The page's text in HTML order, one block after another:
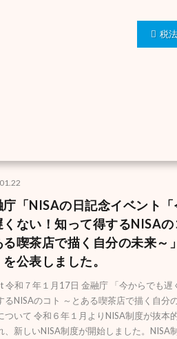
税
庁「NISAの日記念イベント
くない！知って得するNISAの
る喫茶店で描く自分の未来～
公表しました。
令和７年１月17日 金融庁 「今からでも遅
るNISAのコト ～とある喫茶店で描く自分
ついて 令和６年１月よりNISA制度が抜本
、新しいNISA制度が開始しました。NISA